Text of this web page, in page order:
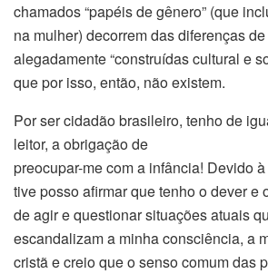
chamados “papéis de gênero” (que
na mulher) decorrem das diferenças
alegadamente “construídas cultural e
que por isso, então, não existem.
Por ser cidadão brasileiro, tenho de
leitor, a obrigação de
preocupar-me com a infância! Devido
tive posso afirmar que tenho o dever e
de agir e questionar situações atuais
escandalizam a minha consciência, a
cristã e creio que o senso comum das